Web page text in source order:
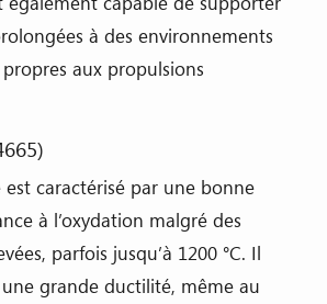
à des environnements
aux propulsions
est caractérisé par une bonne
à l’oxydation malgré des
parfois jusqu’à 1200 °C. Il
grande ductilité, même au